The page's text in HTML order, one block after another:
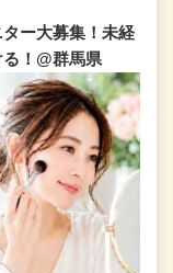
ー大募集！未経
！@群馬県